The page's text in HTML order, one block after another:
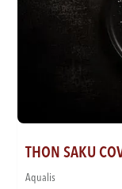
THON SAKU
Aqualis